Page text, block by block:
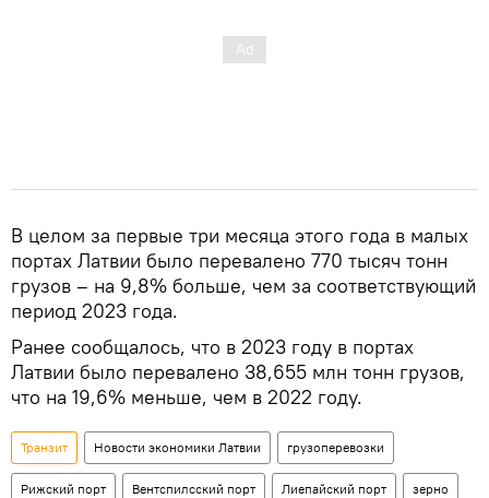
В целом за первые три месяца этого года в малых
портах Латвии было перевалено 770 тысяч тонн
грузов – на 9,8% больше, чем за соответствующий
период 2023 года.
Ранее сообщалось, что в 2023 году в портах
Латвии было перевалено 38,655 млн тонн грузов,
что на 19,6% меньше, чем в 2022 году.
Транзит Новости экономики Латвии грузоперевозки
Рижский порт Вентспилсский порт Лиепайский порт зерно